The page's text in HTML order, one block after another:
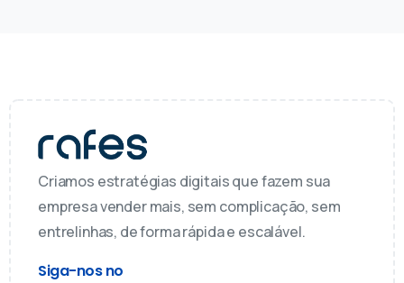
Criamos estratégias digitais que fazem sua
empresa vender mais, sem complicação, sem
entrelinhas, de forma rápida e escalável.
Siga-nos no